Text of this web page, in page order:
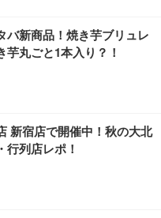
バ新商品！焼き芋ブリュレ
丸ごと1本入り？！
新宿店で開催中！秋の大北
列店レポ！